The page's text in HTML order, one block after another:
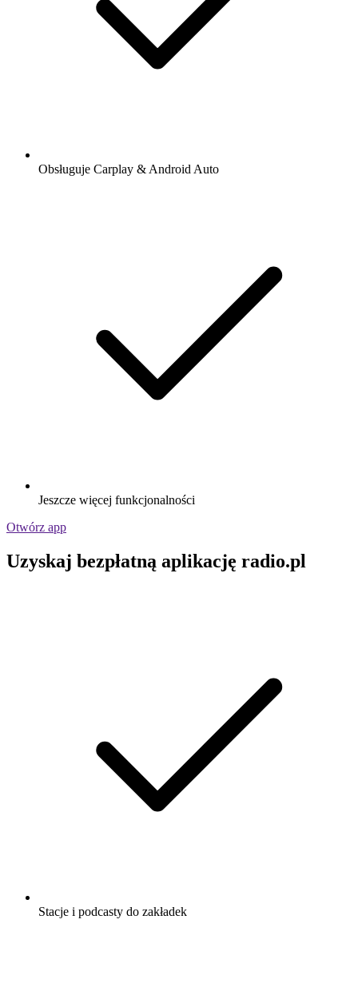
Obsługuje Carplay & Android Auto
Jeszcze więcej funkcjonalności
Otwórz app
Uzyskaj bezpłatną aplikację radio.pl
Stacje i podcasty do zakładek